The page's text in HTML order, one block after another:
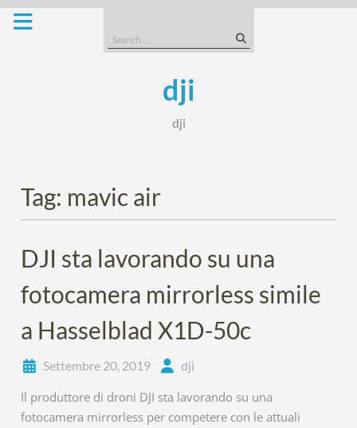
Skip
Search
for:
dji
dji
Tag: mavic air
DJI sta lavorando su una
fotocamera mirrorless simile
a Hasselblad X1D-50c
Settembre 20, 2019 dji
Il produttore di droni DJI sta lavorando su una
fotocamera mirrorless per competere con le attuali